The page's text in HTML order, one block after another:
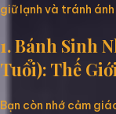
giữ lạnh và tránh
1. Bánh Sinh
Tuổi): Thế
Bạn còn nhớ cảm